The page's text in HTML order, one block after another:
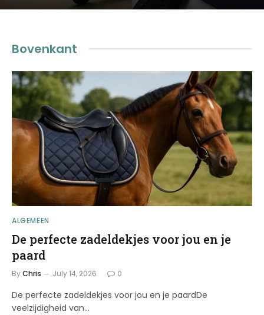
Bovenkant
ALGEMEEN
De perfecte zadeldekjes voor jou en je
paard
ByChris July 14, 2026 0
De perfecte zadeldekjes voor jou en je paardDe
veelzijdigheid van…